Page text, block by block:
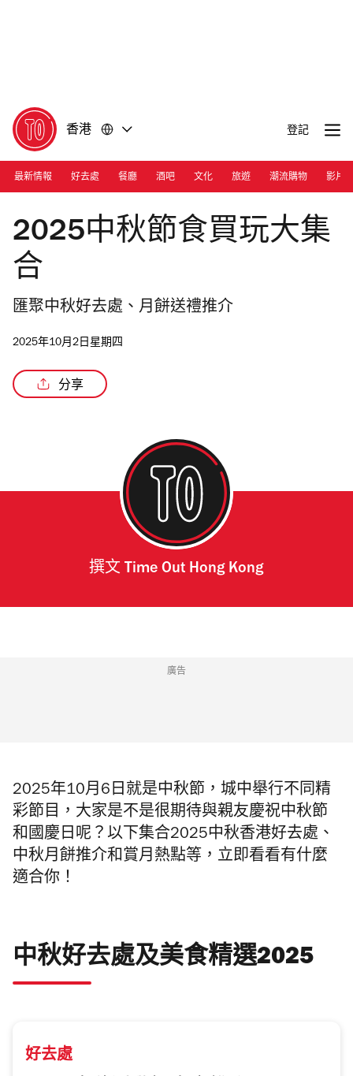
香港 登記
最新情報 好去處 餐廳 酒吧 文化 旅遊 潮流購物 影片
Photograph: Cara Hung
2025中秋節食買玩大集
合
匯聚中秋好去處、月餅送禮推介
2025年10月2日星期四
分享
撰文 Time Out Hong Kong
廣告
2025年10月6日就是中秋節，城中舉行不同精
彩節目，大家是不是很期待與親友慶祝中秋節
和國慶日呢？以下集合2025中秋香港好去處、
中秋月餅推介和賞月熱點等，立即看看有什麼
適合你！
中秋好去處及美食精選2025
好去處